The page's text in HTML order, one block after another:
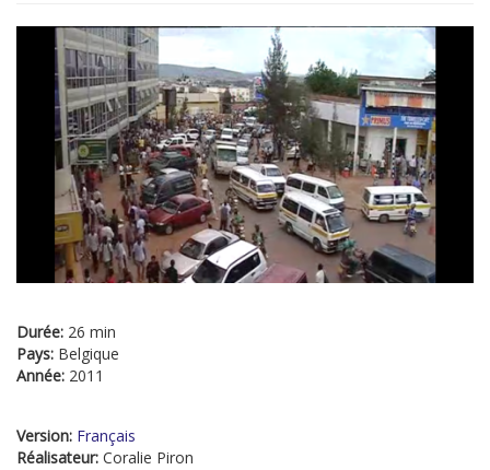
Durée: 26 min
Pays: Belgique
Année: 2011
Version: Français
Réalisateur: Coralie Piron